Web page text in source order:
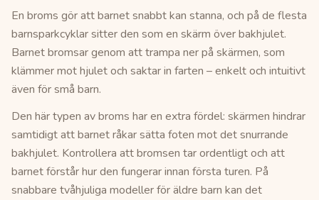
En broms gör att barnet snabbt kan stanna, och på de flesta
barnsparkcyklar sitter den som en skärm över bakhjulet.
Barnet bromsar genom att trampa ner på skärmen, som
klämmer mot hjulet och saktar in farten – enkelt och intuitivt
även för små barn.
Den här typen av broms har en extra fördel: skärmen hindrar
samtidigt att barnet råkar sätta foten mot det snurrande
bakhjulet. Kontrollera att bromsen tar ordentligt och att
barnet förstår hur den fungerar innan första turen. På
snabbare tvåhjuliga modeller för äldre barn kan det